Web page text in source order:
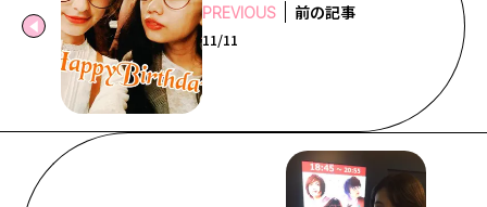
PREVIOUS 前の記事
11/11